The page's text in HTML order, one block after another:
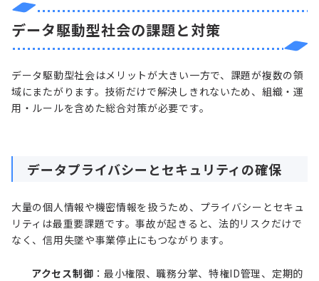
データ駆動型社会の課題と対策
データ駆動型社会はメリットが大きい一方で、課題が複数の領
域にまたがります。技術だけで解決しきれないため、組織・運
用・ルールを含めた総合対策が必要です。
データプライバシーとセキュリティの確保
大量の個人情報や機密情報を扱うため、プライバシーとセキュ
リティは最重要課題です。事故が起きると、法的リスクだけで
なく、信用失墜や事業停止にもつながります。
アクセス制御 ：最小権限、職務分掌、特権ID管理、定期的